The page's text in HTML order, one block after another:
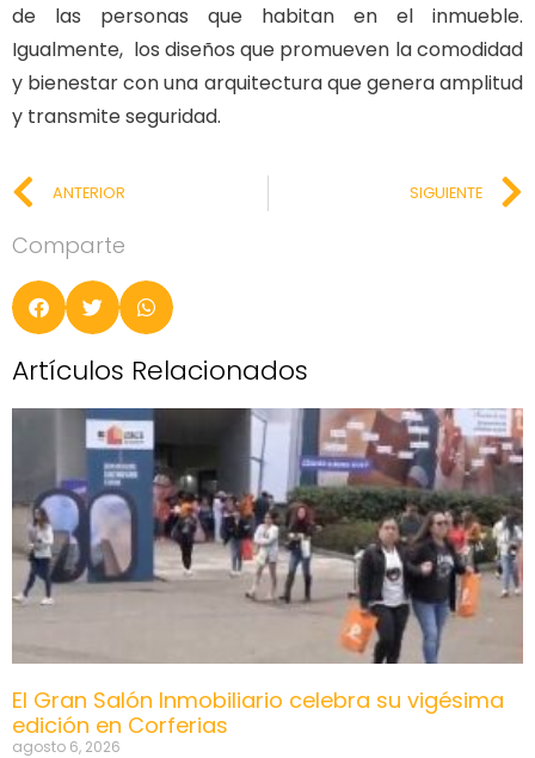
de las personas que habitan en el inmueble.
Igualmente, los diseños que promueven la comodidad
y bienestar con una arquitectura que genera amplitud
y transmite seguridad.
ANTERIOR SIGUIENTE
Comparte
Artículos Relacionados
El Gran Salón Inmobiliario celebra su vigésima
edición en Corferias
agosto 6, 2026